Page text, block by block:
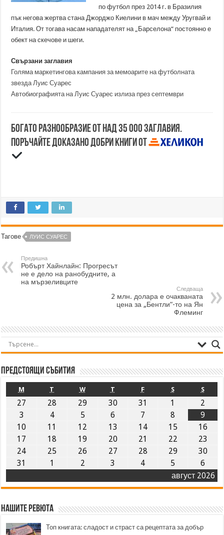
по футбол през 2014 г. в Бразилия
пък негова жертва стана Джорджо Киелини в мач между Уругвай и
Италия. От тогава насам нападателят на „Барселона“ постоянно е
обект на скечове и шеги.
Свързани заглавия
Голяма маркетингова кампания за мемоарите на футболната
звезда Луис Суарес
Автобиографията на Луис Суарес излиза през септември
Богато разнообразие от над 35 000 заглавия.
Поръчайте доказано добри книги от
Тагове ЛУИС СУАРЕС
Предишна
Робърт Хайнлайн: Прогресът
не е дело на ранобудните, а
на мързеливците
Следваща
2 млн. долара е очакваната
цена за „Бентли“-то на Ян
Флеминг
Предстоящи събития
август 2026
M T W T F S S
27 28 29 30 31 1
2
3
4 5 6 7 8
9
10
11 12 13 14 15
16
17
18 19 20 21 22
23
24
25 26 27 28 29
30
31
1 2 3 4 5 6
Нашите ревюта
Топ книгата: сладост и страст са рецептата за добър